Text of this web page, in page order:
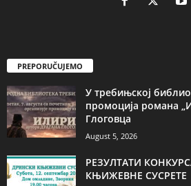
PREPORUČUJEMO
У требињској
промоција романа
Глоговца
August 5, 2026
РЕЗУЛТАТИ
КЊИЖЕВНЕ СУСРЕТЕ